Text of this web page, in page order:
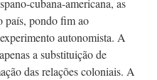
cubana-americana, as
país, pondo fim ao
autonomista. A
a substituição de
das relações coloniais. A